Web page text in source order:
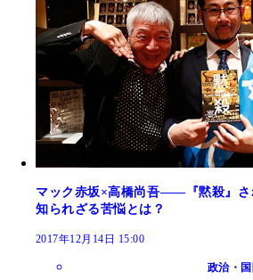
マック赤坂×高橋尚吾――『黙殺』さ
知られざる苦悩とは？
2017年12月14日 15:00
政治・